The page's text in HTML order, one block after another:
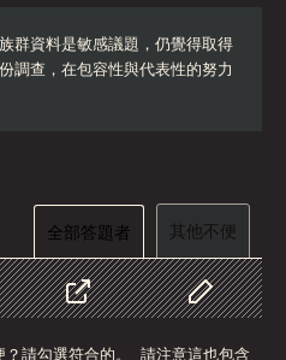
群資料是敏感議題，仍覺得取得
調查，在包容性與代表性的努力
全部答題者 其他不便
分享
自訂資料
請勾選符合的。 請注意這也包含